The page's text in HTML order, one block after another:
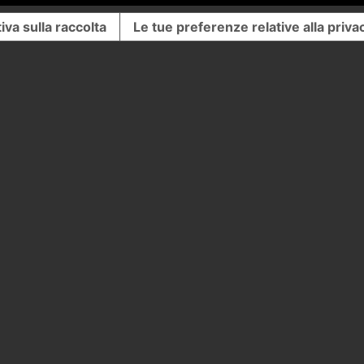
sulla raccolta Le tue preferenze relative alla